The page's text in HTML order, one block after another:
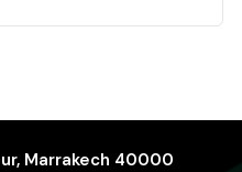
Marrakech 40000